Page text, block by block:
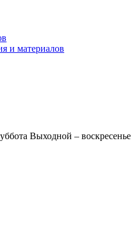
и материалов
Выходной – воскресенье